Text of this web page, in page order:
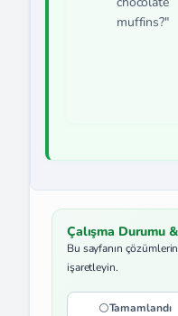
muffins?"
Çalışma Durumu
Bu sayfanın
işaretleyin.
Tamamlandı